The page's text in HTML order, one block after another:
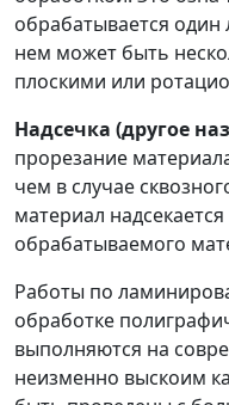
обрабатывается один
нем может быть
плоскими или
Надсечка (другое
прорезание
чем в случае
материал
обрабатываемого
Работы по
обработке
выполняются на
неизменно выскоим